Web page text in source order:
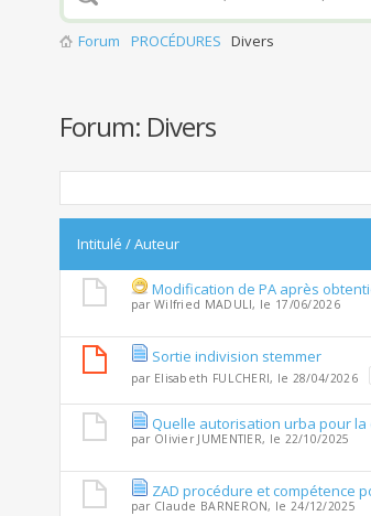
Forum PROCÉDURES Divers
Forum: Divers
Intitulé /Auteur
Modification de PA après
par Wilfried MADULI, le 17/06/2026
Sortie indivision stemmer
par Elisabeth FULCHERI, le 28/04/2026
Quelle autorisation urba pour la
par Olivier JUMENTIER, le 22/10/2025
ZAD procédure et compétence
par Claude BARNERON, le 24/12/2025